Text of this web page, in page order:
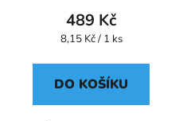
489 Kč
Měrná
8,15 Kč / 1 ks
DO KOŠÍKU